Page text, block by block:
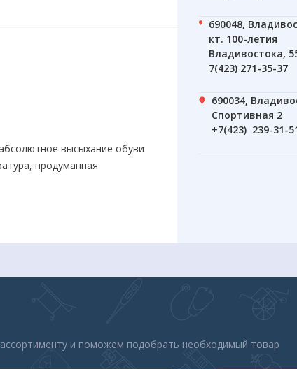
высыхание обуви
продуманная
690048,
кт. 100-летия
Владивостока,
7(423) 271-35-37
690034,
Спортивная 2
+7(423) 239-31-
и поможем подобрать необходимый товар